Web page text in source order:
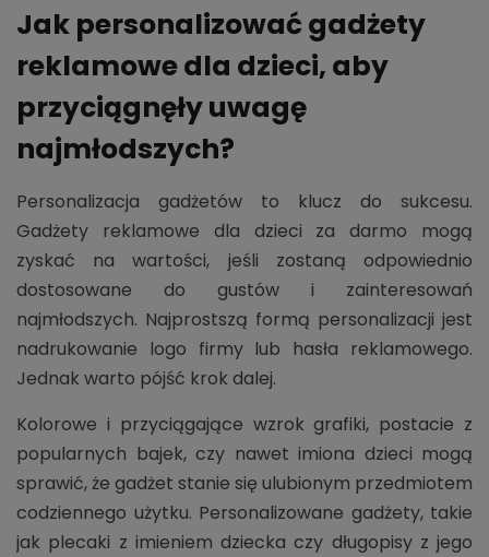
Jak personalizować gadżety
reklamowe dla dzieci, aby
przyciągnęły uwagę
najmłodszych?
Personalizacja gadżetów to klucz do sukcesu.
Gadżety reklamowe dla dzieci za darmo mogą
zyskać na wartości, jeśli zostaną odpowiednio
dostosowane do gustów i zainteresowań
najmłodszych. Najprostszą formą personalizacji jest
nadrukowanie logo firmy lub hasła reklamowego.
Jednak warto pójść krok dalej.
Kolorowe i przyciągające wzrok grafiki, postacie z
popularnych bajek, czy nawet imiona dzieci mogą
sprawić, że gadżet stanie się ulubionym przedmiotem
codziennego użytku. Personalizowane gadżety, takie
jak plecaki z imieniem dziecka czy długopisy z jego